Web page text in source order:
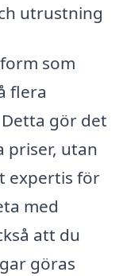
utrustning
som
flera
gör det
priser, utan
expertis för
med
att du
göras